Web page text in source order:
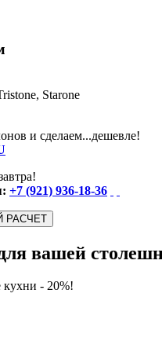
Starone
и сделаем...дешевле!
+7 (921) 936-18-36
РАСЧЕТ
вашей
кухни - 20%!